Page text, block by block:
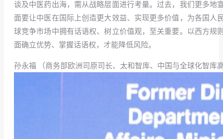
谈及中医药出海，需从战略层面进行考量。过去，我们更多
面要让中医在国际上创造更大效益、实现更多价值，为各国
球竞争市场中拥有话语权、树立价值观，至关重要。以西方
面确立优势、掌握话语权，才能降低风险。
孙永福 （商务部欧洲司原司长、太和智库、中国与全球化智库